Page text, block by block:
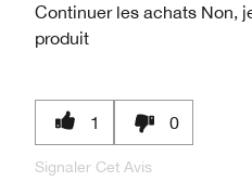
Continuer les achats Non,
produit
1 0
Signaler Cet Avis